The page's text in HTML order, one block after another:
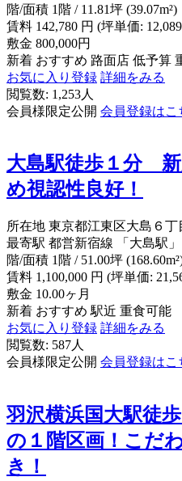
階/面積 1階 / 11.81坪 (39.07m²)
賃料 142,780 円 (坪単価:
敷金 800,000円
新着 おすすめ 路面店 低予算
お気に入り登録 詳細をみる
閲覧数: 1,253人
会員様限定公開 会員登録はこ
大島駅徒歩１分
め視認性良好！
所在地 東京都江東区大島６丁
最寄駅 都営新宿線 「大島駅
階/面積 1階 / 51.00坪
賃料 1,100,000 円 (坪単価:
敷金 10.00ヶ月
新着 おすすめ 駅近 重食可能
お気に入り登録 詳細をみる
閲覧数: 587人
会員様限定公開 会員登録はこ
羽沢横浜国大駅徒
の１階区画！こだ
き！